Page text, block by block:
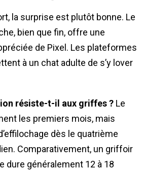
la surprise est plutôt bonne. Le
bien que fin, offre une
de Pixel. Les plateformes
à un chat adulte de s’y lover
résiste-t-il aux griffes ? Le
les premiers mois, mais
dès le quatrième
Comparativement, un griffoir
dure généralement 12 à 18